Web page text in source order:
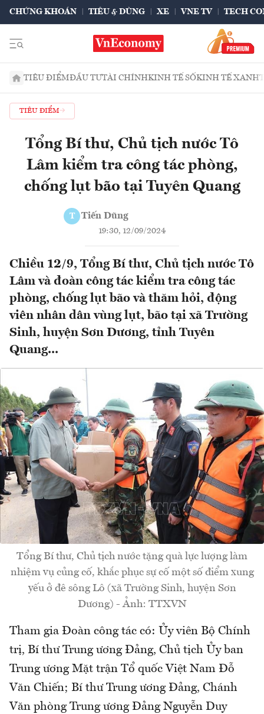
CHỨNG KHOÁN TIÊU & DÙNG XE VNE TV TECH
TIÊU ĐIỂMĐẦU TƯTÀI CHÍNHKINH TẾ SỐKINH TẾ XANH
TIÊU ĐIỂM
Tổng Bí thư, Chủ tịch nước Tô
Lâm kiểm tra công tác phòng,
chống lụt bão tại Tuyên Quang
T Tiến Dũng
19:30, 12/09/2024
Chiều 12/9, Tổng Bí thư, Chủ tịch nước Tô
Lâm và đoàn công tác kiểm tra công tác
phòng, chống lụt bão và thăm hỏi, động
viên nhân dân vùng lụt, bão tại xã Trường
Sinh, huyện Sơn Dương, tỉnh Tuyên
Quang...
Tổng Bí thư, Chủ tịch nước tặng quà lực lượng làm
nhiệm vụ củng cố, khắc phục sự cố một số điểm xung
yếu ở đê sông Lô (xã Trường Sinh, huyện Sơn
Dương) - Ảnh: TTXVN
Tham gia Đoàn công tác có: Ủy viên Bộ Chính
trị, Bí thư Trung ương Đảng, Chủ tịch Ủy ban
Trung ương Mặt trận Tổ quốc Việt Nam Đỗ
Văn Chiến; Bí thư Trung ương Đảng, Chánh
Văn phòng Trung ương Đảng Nguyễn Duy